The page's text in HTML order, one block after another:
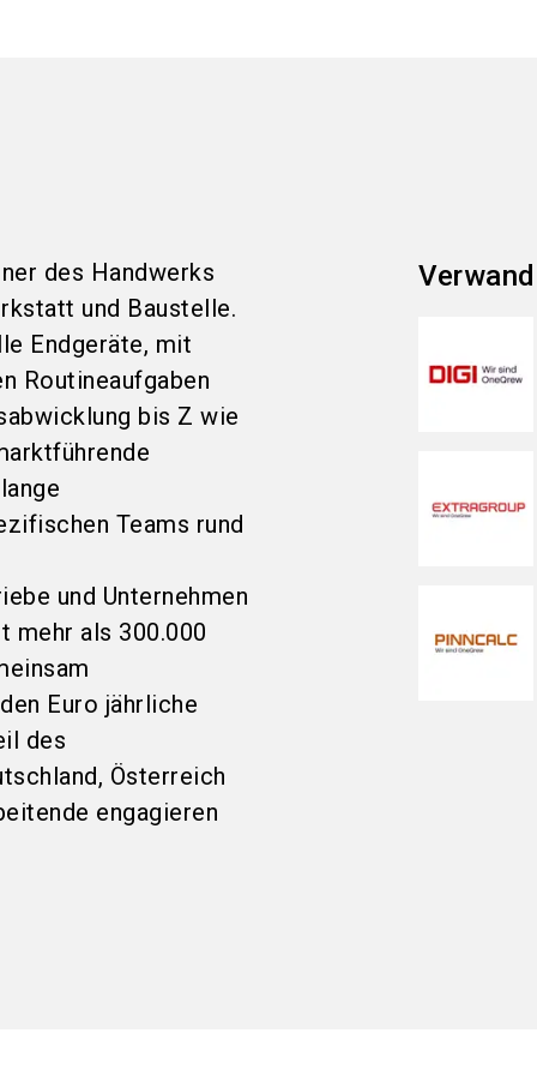
des Handwerks
und Baustelle.
Endgeräte, mit
Routineaufgaben
bis Z wie
Teams rund
und Unternehmen
mehr als 300.000
Euro jährliche
des
Österreich
engagieren